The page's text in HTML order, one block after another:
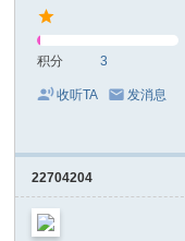
积分 3
收听TA 发消息
22704204